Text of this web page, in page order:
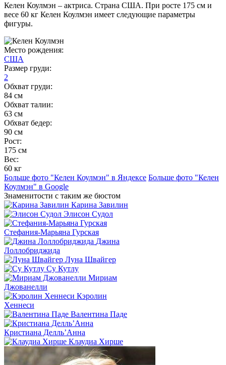
Келен Коулмэн – актриса. Страна США. При росте 175 см и
весе 60 кг Келен Коулмэн имеет следующие параметры
фигуры.
Место рождения:
США
Размер груди:
2
Обхват груди:
84 см
Обхват талии:
63 см
Обхват бедер:
90 см
Рост:
175 см
Вес:
60 кг
Больше фото "Келен Коулмэн" в Яндексе Больше фото "Келен
Коулмэн" в Google
Знаменитости с таким же бюстом
Карина Завилин
Элисон Судол
Стефания-Марьяна Гурская
Джина
Лоллобриджида
Луна Швайгер
Су Кутлу
Мириам
Джованелли
Кэролин
Хеннеси
Валентина Паде
Кристиана Делль’Анна
Клаудиа Хирше